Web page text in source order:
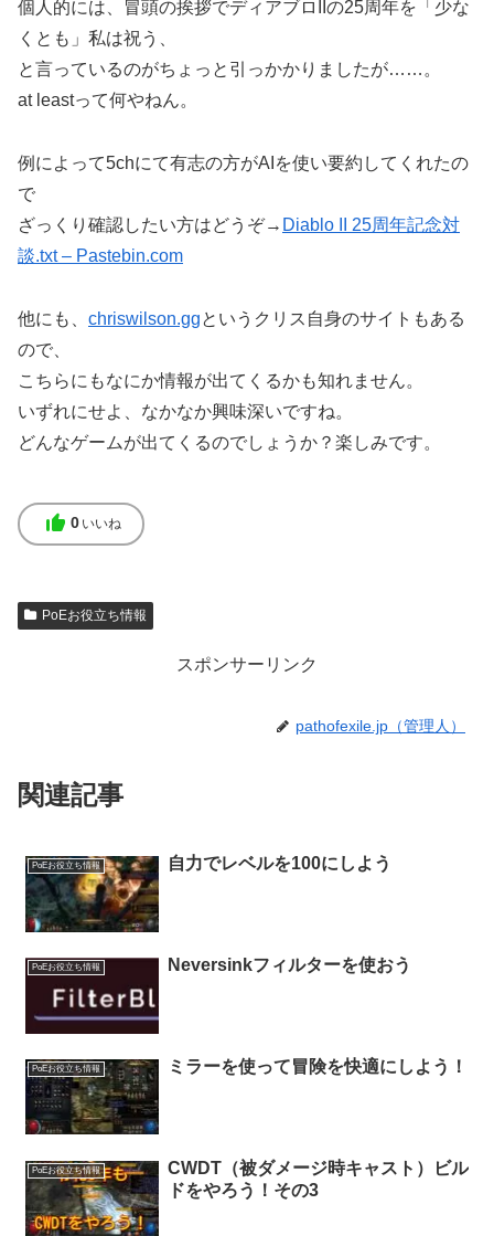
個人的には、冒頭の挨拶でディアブロIIの25周年を「少な
くとも」私は祝う、
と言っているのがちょっと引っかかりましたが……。
at leastって何やねん。
例によって5chにて有志の方がAIを使い要約してくれたの
で
ざっくり確認したい方はどうぞ→ Diablo II 25周年記念対
談.txt – Pastebin.com
他にも、 chriswilson.ggというクリス自身のサイトもある
ので、
こちらにもなにか情報が出てくるかも知れません。
いずれにせよ、なかなか興味深いですね。
どんなゲームが出てくるのでしょうか？楽しみです。
thumb_up 0 いいね
PoEお役立ち情報
スポンサーリンク
pathofexile.jp（管理人）
関連記事
PoEお役立ち情報 自力でレベルを100にしよう
PoEお役立ち情報 Neversinkフィルターを使おう
PoEお役立ち情報 ミラーを使って冒険を快適にしよう！
PoEお役立ち情報
CWDT（被ダメージ時キャスト）ビル
ドをやろう！その3